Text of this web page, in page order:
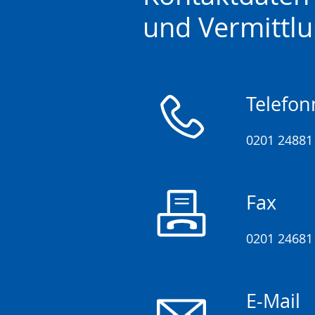
und
Sprache
wechseln.
Unterstützung.
Deutscher
angezeigt.
0201
Fax
0201
E-Mail